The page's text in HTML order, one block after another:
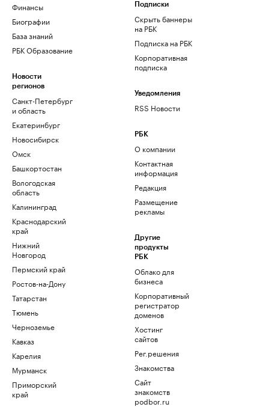
Финансы
Биографии
База знаний
РБК Образование
Новости
регионов
Санкт-Петербург
и область
Екатеринбург
Новосибирск
Омск
Башкортостан
Вологодская
область
Калининград
Краснодарский
край
Нижний
Новгород
Пермский край
Ростов-на-Дону
Татарстан
Тюмень
Черноземье
Кавказ
Карелия
Мурманск
Приморский
край
Подписки
Скрыть баннеры
на РБК
Подписка на РБК
Корпоративная
подписка
Уведомления
RSS Новости
РБК
О компании
Контактная
информация
Редакция
Размещение
рекламы
Другие
продукты
РБК
Облако для
бизнеса
Корпоративный
регистратор
доменов
Хостинг
сайтов
Рег.решения
Знакомства
Сайт
знакомств
podbor.ru